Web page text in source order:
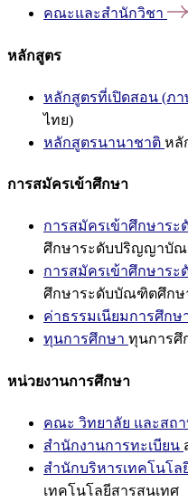
คณะและสำนักวิชา
หลักสูตร
หลักสูตรที่เปิดสอน (ภา
ไทย)
หลักสูตรนานาชาติ หลั
การสมัครเข้าศึกษา
การสมัครเข้าศึกษาร
ศึกษาระดับปริญญาบั
การสมัครเข้าศึกษาร
ศึกษาระดับบัณฑิตศึกษ
ค่าธรรมเนียมการศึกษ
ทุนการศึกษา ทุนการศึ
หน่วยงานการศึกษา
คณะ วิทยาลัย และสถ
สำนักงานการทะเบียน
สำนักบริหารเทคโนโล
เทคโนโลยีสารสนเทศ